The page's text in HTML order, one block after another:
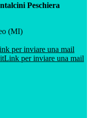
Peschiera
(MI)
per inviare una mail
Link per inviare una mail